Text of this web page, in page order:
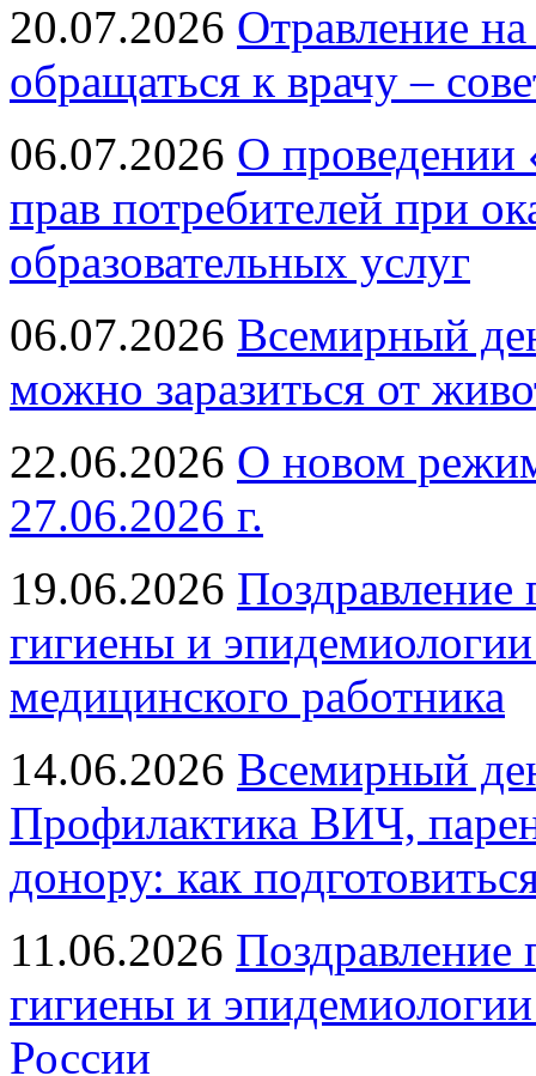
20.07.2026 Отравление
обращаться к врачу –
06.07.2026 О проведении
прав потребителей при
образовательных услуг
06.07.2026 Всемирный
можно заразиться от
22.06.2026 О новом
27.06.2026 г.
19.06.2026 Поздравление
гигиены и
медицинского работника
14.06.2026 Всемирный
Профилактика ВИЧ,
донору: как
11.06.2026 Поздравление
гигиены и
России